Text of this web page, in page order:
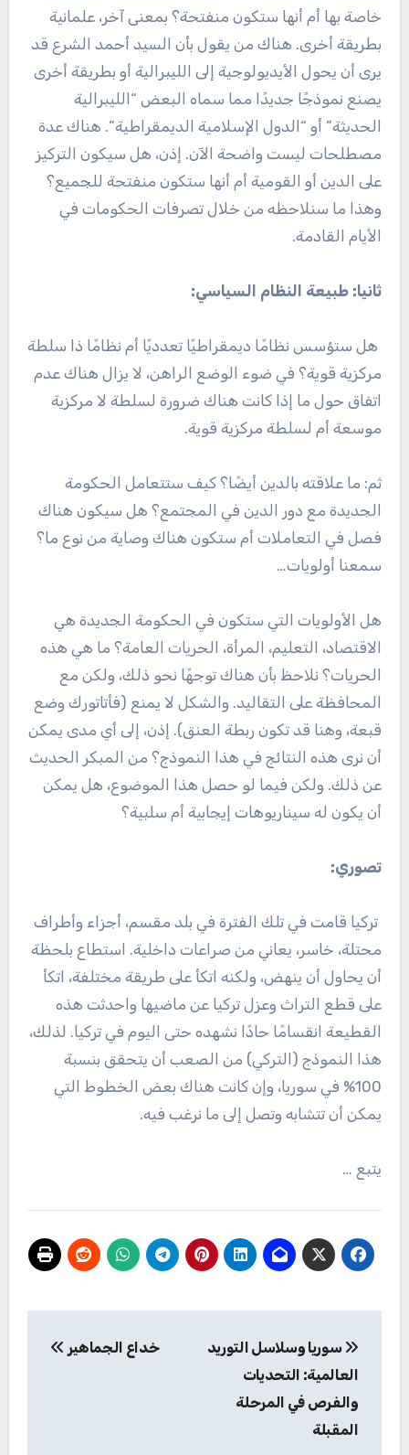
خاصة بها أم أنها ستكون منفتحة؟ بمعنى آخر، علمانية
بطريقة أخرى. هناك من يقول بأن السيد أحمد الشرع قد
يرى أن يحول الأيديولوجية إلى الليبرالية أو بطريقة أخرى
يصنع نموذجًا جديدًا مما سماه البعض “الليبرالية
الحديثة” أو “الدول الإسلامية الديمقراطية”. هناك عدة
مصطلحات ليست واضحة الآن. إذن، هل سيكون التركيز
على الدين أو القومية أم أنها ستكون منفتحة للجميع؟
وهذا ما سنلاحظه من خلال تصرفات الحكومات في
الأيام القادمة.
ثانيا: طبيعة النظام السياسي:
هل ستؤسس نظامًا ديمقراطيًا تعدديًا أم نظامًا ذا سلطة
مركزية قوية؟ في ضوء الوضع الراهن، لا يزال هناك عدم
اتفاق حول ما إذا كانت هناك ضرورة لسلطة لا مركزية
موسعة أم لسلطة مركزية قوية.
ثم: ما علاقته بالدين أيضًا؟ كيف ستتعامل الحكومة
الجديدة مع دور الدين في المجتمع؟ هل سيكون هناك
فصل في التعاملات أم ستكون هناك وصاية من نوع ما؟
سمعنا أولويات…
هل الأولويات التي ستكون في الحكومة الجديدة هي
الاقتصاد، التعليم، المرأة، الحريات العامة؟ ما هي هذه
الحريات؟ نلاحظ بأن هناك توجهًا نحو ذلك، ولكن مع
المحافظة على التقاليد. والشكل لا يمنع (فأتاتورك وضع
قبعة، وهنا قد تكون ربطة العنق). إذن، إلى أي مدى يمكن
أن نرى هذه النتائج في هذا النموذج؟ من المبكر الحديث
عن ذلك. ولكن فيما لو حصل هذا الموضوع، هل يمكن
أن يكون له سيناريوهات إيجابية أم سلبية؟
تصوري:
تركيا قامت في تلك الفترة في بلد مقسم، أجزاء وأطراف
محتلة، خاسر، يعاني من صراعات داخلية. استطاع بلحظة
أن يحاول أن ينهض، ولكنه اتكأ على طريقة مختلفة، اتكأ
على قطع التراث وعزل تركيا عن ماضيها واحدثت هذه
القطيعة انقسامًا حادًا نشهده حتى اليوم في تركيا. لذلك،
هذا النموذج (التركي) من الصعب أن يتحقق بنسبة
100% في سوريا، وإن كانت هناك بعض الخطوط التي
يمكن أن تتشابه وتصل إلى ما نرغب فيه.
يتبع …
المقالات
سوريا وسلاسل التوريد
العالمية: التحديات
والفرص في المرحلة
المقبلة
خداع الجماهير